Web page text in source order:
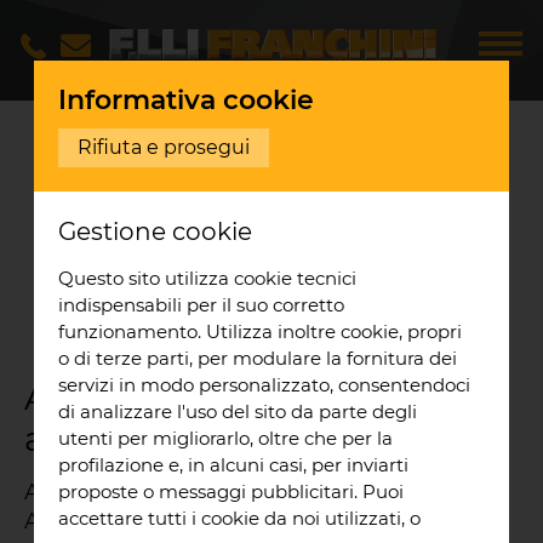
Opere realizzate
STABILIMENTO
APOFRUIT
Realizzazione impianto fotovoltaico
Longiano
Apofruit Italia - soc. coop.
agricola
Apofruit Italia è una Società Cooperativa
Agricola riconosciuta dalla normativa
Informativa cookie
Rifiuta e prosegui
Gestione cookie
Questo sito utilizza cookie tecnici
indispensabili per il suo corretto
funzionamento. Utilizza inoltre cookie, propri
o di terze parti, per modulare la fornitura dei
servizi in modo personalizzato, consentendoci
di analizzare l'uso del sito da parte degli
utenti per migliorarlo, oltre che per la
profilazione e, in alcuni casi, per inviarti
proposte o messaggi pubblicitari. Puoi
accettare tutti i cookie da noi utilizzati, o